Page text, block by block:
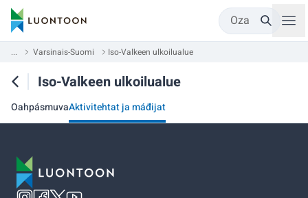
Oza
... Varsinais-Suomi Iso-Valkeen ulkoilualue
Iso-Valkeen ulkoilualue
OahpásmuvaAktivitehtat ja máđijat